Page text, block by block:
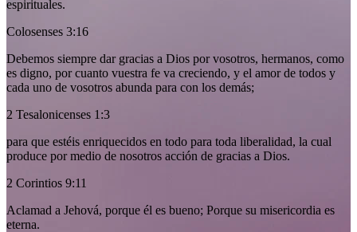
espirituales.
Colosenses 3:16
Debemos siempre dar gracias a Dios por vosotros, hermanos, como
es digno, por cuanto vuestra fe va creciendo, y el amor de todos y
cada uno de vosotros abunda para con los demás;
2 Tesalonicenses 1:3
para que estéis enriquecidos en todo para toda liberalidad, la cual
produce por medio de nosotros acción de gracias a Dios.
2 Corintios 9:11
Aclamad a Jehová, porque él es bueno; Porque su misericordia es
eterna.